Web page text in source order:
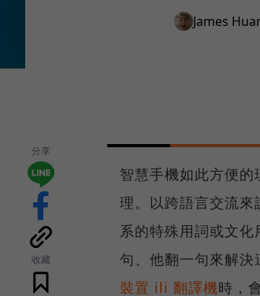
James
分享
收藏
智慧手機如此方便
理。以跨語言交流
系的特殊用詞或文
句、他翻一句來解決
裝置 ili 翻譯機時，